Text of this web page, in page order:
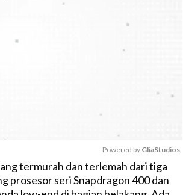
M
Powered by GliaStudios
termurah dan terlemah dari tiga
prosesor seri Snapdragon 400 dan